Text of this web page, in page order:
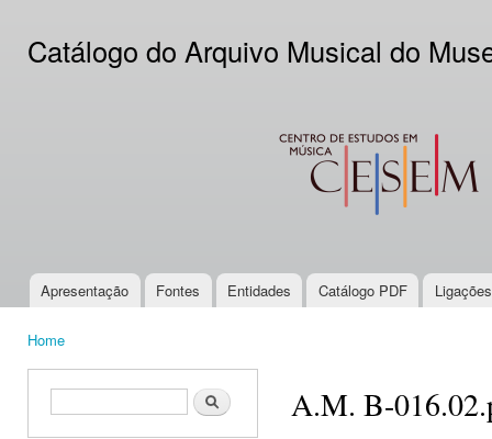
Catálogo do Arquivo Musical do
CESEM
Main menu
Apresentação Fontes Entidades Catálogo PDF
Home
Search form Search A.M. B-